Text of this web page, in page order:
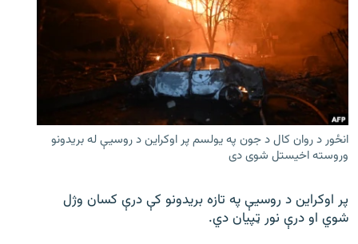
انځور د روان کال د جون په یولسم پر اوکراین د روسیې له بریدونو
وروسته اخیستل شوی دی
پر اوکراین د روسیې په تازه بریدونو کې درې کسان وژل
شوي او درې نور ټپیان دي.